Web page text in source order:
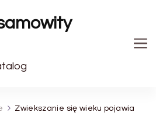
Zwiekszanie się wieku pojawia